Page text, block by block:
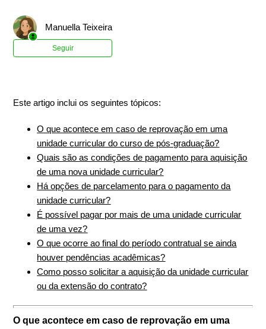
Manuella Teixeira
Seguir
Este artigo inclui os seguintes tópicos:
O que acontece em caso de reprovação em uma
unidade curricular do curso de pós-graduação?
Quais são as condições de pagamento para aquisição
de uma nova unidade curricular?
Há opções de parcelamento para o pagamento da
unidade curricular?
É possível pagar por mais de uma unidade curricular
de uma vez?
O que ocorre ao final do período contratual se ainda
houver pendências acadêmicas?
Como posso solicitar a aquisição da unidade curricular
ou da extensão do contrato?
O que acontece em caso de reprovação em uma